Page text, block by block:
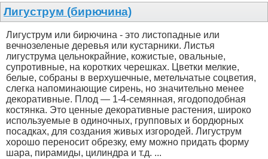
Лигуструм (бирючина)
Лигуструм или бирючина - это листопадные или
вечнозеленые деревья или кустарники. Листья
лигуструма цельнокрайние, кожистые, овальные,
супротивные, на коротких черешках. Цветки мелкие,
белые, собраны в верхушечные, метельчатые соцветия,
слегка напоминающие сирень, но значительно менее
декоративные. Плод — 1-4-семянная, ягодоподобная
костянка. Это ценные декоративные растения, широко
используемые в одиночных, групповых и бордюрных
посадках, для создания живых изгородей. Лигуструм
хорошо переносит обрезку, ему можно придать форму
шара, пирамиды, цилиндра и т.д. ...